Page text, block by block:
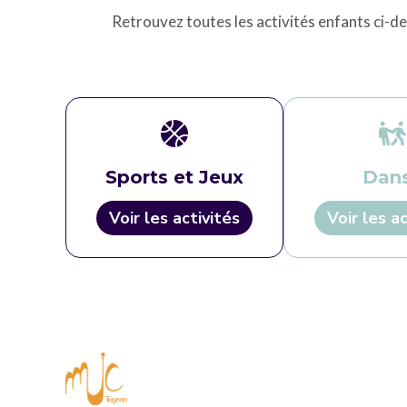
Retrouvez toutes les activités enfants ci-
Sports et Jeux
Voir les activités
Voir les